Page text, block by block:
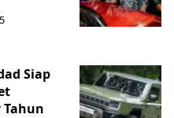
Siap
Tahun